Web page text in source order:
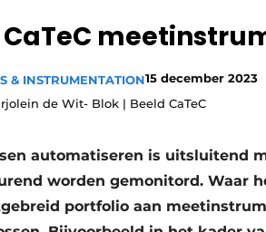
Vacature aanmelden
Vacatures
Video’s
CaTeC
& INSTRUMENTATION15 december 2023
de Wit- Blok | Beeld CaTeC
automatiseren is uitsluitend
worden gemonitord. Waar
portfolio aan